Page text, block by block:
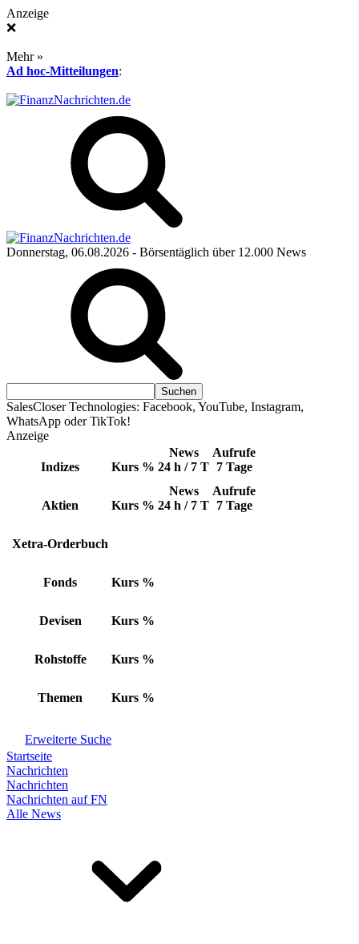
Anzeige
❌
Mehr »
Ad hoc-Mitteilungen:
Donnerstag, 06.08.2026 - Börsentäglich über 12.000 News
SalesCloser Technologies: Facebook, YouTube, Instagram,
WhatsApp oder TikTok!
Anzeige
Indizes Kurs %
News
24 h / 7 T
Aufrufe
7 Tage
Aktien Kurs %
News
24 h / 7 T
Aufrufe
7 Tage
Xetra-Orderbuch
Fonds Kurs %
Devisen Kurs %
Rohstoffe Kurs %
Themen Kurs %
Erweiterte Suche
Startseite
Nachrichten
Nachrichten
Nachrichten auf FN
Alle News